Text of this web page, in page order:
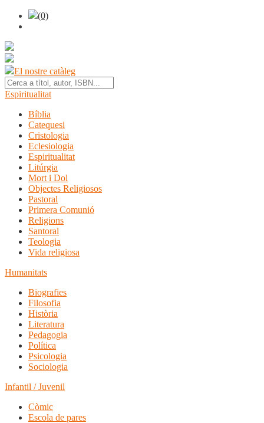
(0)
El nostre catàleg
Espiritualitat
Bíblia
Catequesi
Cristologia
Eclesiologia
Espiritualitat
Litúrgia
Mort i Dol
Objectes Religiosos
Pastoral
Primera Comunió
Religions
Santoral
Teologia
Vida religiosa
Humanitats
Biografies
Filosofia
Història
Literatura
Pedagogia
Política
Psicologia
Sociologia
Infantil / Juvenil
Còmic
Escola de pares